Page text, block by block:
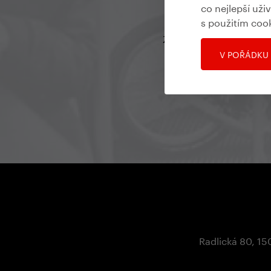
co nejlepší
s použitím
V POŘÁDKU
Zůstaňte v kontaktu,
Radlická 80,